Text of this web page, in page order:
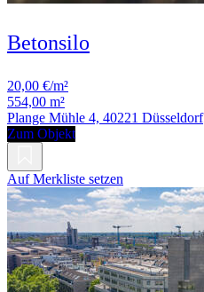
Betonsilo
20,00 €/m²
554,00 m²
Plange Mühle 4, 40221 Düsseldorf
Zum Objekt
Auf Merkliste setzen